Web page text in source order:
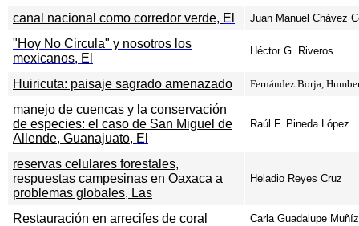
canal nacional como corredor verde, El Juan Manuel Chávez
"Hoy No Circula" y nosotros los
mexicanos, El
Héctor G. Riveros
Huiricuta: paisaje sagrado amenazado Fernández Borja,
manejo de cuencas y la conservación
de especies: el caso de San Miguel de
Allende, Guanajuato, El
Raúl F. Pineda López
reservas celulares forestales,
respuestas campesinas en Oaxaca a
problemas globales, Las
Heladio Reyes Cruz
Restauración en arrecifes de coral Carla Guadalupe